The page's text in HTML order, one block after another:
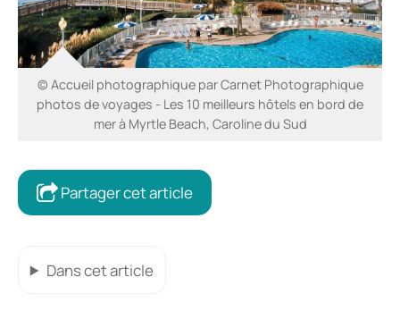
© Accueil photographique par Carnet Photographique
photos de voyages - Les 10 meilleurs hôtels en bord de
mer à Myrtle Beach, Caroline du Sud
Partager cet article
Dans cet article